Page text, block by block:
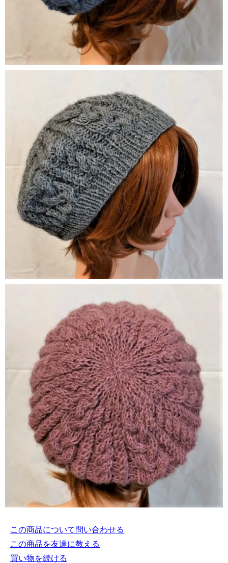
この商品について問い合わせる
この商品を友達に教える
買い物を続ける